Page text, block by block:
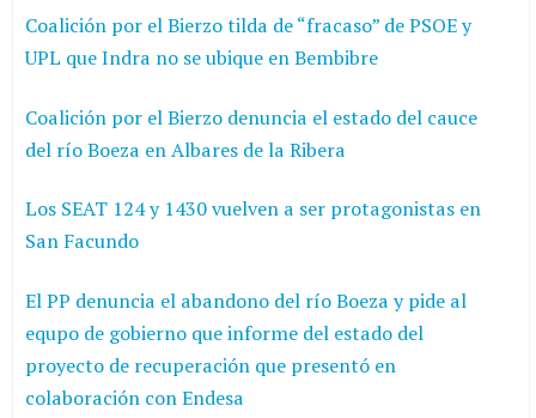
Coalición por el Bierzo tilda de “fracaso” de PSOE y
UPL que Indra no se ubique en Bembibre
Coalición por el Bierzo denuncia el estado del cauce
del río Boeza en Albares de la Ribera
Los SEAT 124 y 1430 vuelven a ser protagonistas en
San Facundo
El PP denuncia el abandono del río Boeza y pide al
equpo de gobierno que informe del estado del
proyecto de recuperación que presentó en
colaboración con Endesa